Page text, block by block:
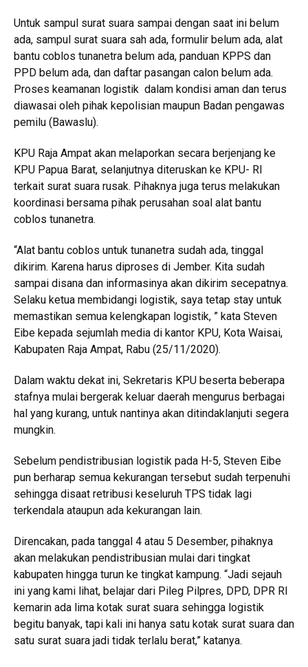
Untuk sampul surat suara sampai dengan saat ini belum
ada, sampul surat suara sah ada, formulir belum ada, alat
bantu coblos tunanetra belum ada, panduan KPPS dan
PPD belum ada, dan daftar pasangan calon belum ada.
Proses keamanan logistik dalam kondisi aman dan terus
diawasai oleh pihak kepolisian maupun Badan pengawas
pemilu (Bawaslu).
KPU Raja Ampat akan melaporkan secara berjenjang ke
KPU Papua Barat, selanjutnya diteruskan ke KPU- RI
terkait surat suara rusak. Pihaknya juga terus melakukan
koordinasi bersama pihak perusahan soal alat bantu
coblos tunanetra.
“Alat bantu coblos untuk tunanetra sudah ada, tinggal
dikirim. Karena harus diproses di Jember. Kita sudah
sampai disana dan informasinya akan dikirim secepatnya.
Selaku ketua membidangi logistik, saya tetap stay untuk
memastikan semua kelengkapan logistik, ” kata Steven
Eibe kepada sejumlah media di kantor KPU, Kota Waisai,
Kabupaten Raja Ampat, Rabu (25/11/2020).
Dalam waktu dekat ini, Sekretaris KPU beserta beberapa
stafnya mulai bergerak keluar daerah mengurus berbagai
hal yang kurang, untuk nantinya akan ditindaklanjuti segera
mungkin.
Sebelum pendistribusian logistik pada H-5, Steven Eibe
pun berharap semua kekurangan tersebut sudah terpenuhi
sehingga disaat retribusi keseluruh TPS tidak lagi
terkendala ataupun ada kekurangan lain.
Direncakan, pada tanggal 4 atau 5 Desember, pihaknya
akan melakukan pendistribusian mulai dari tingkat
kabupaten hingga turun ke tingkat kampung. “Jadi sejauh
ini yang kami lihat, belajar dari Pileg Pilpres, DPD, DPR RI
kemarin ada lima kotak surat suara sehingga logistik
begitu banyak, tapi kali ini hanya satu kotak surat suara dan
satu surat suara jadi tidak terlalu berat,” katanya.